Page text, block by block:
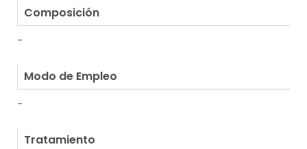
Composición
-
Modo de Empleo
-
Tratamiento